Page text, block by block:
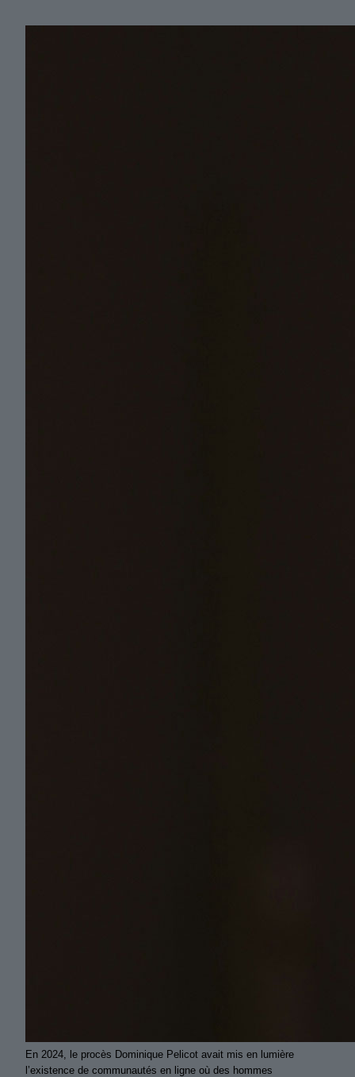
En 2024, le procès Dominique Pelicot avait mis en lumière
l’existence de communautés en ligne où des hommes